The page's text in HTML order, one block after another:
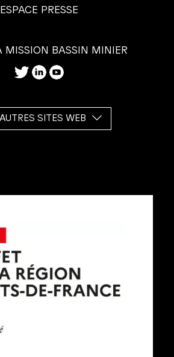
ESPACE PRESSE
MISSION BASSIN MINIER
SITES WEB
de
l'état